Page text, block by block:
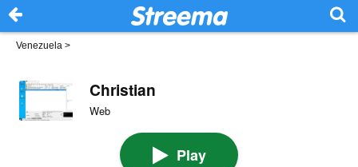
Venezuela >
Christian
Web
Play